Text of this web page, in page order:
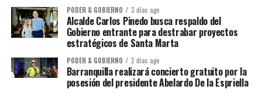
PODER & GOBIERNO 3 días ago
Alcalde Carlos Pinedo busca respaldo del
Gobierno entrante para destrabar proyectos
estratégicos de Santa Marta
PODER & GOBIERNO 2 días ago
Barranquilla realizará concierto gratuito por la
posesión del presidente Abelardo De la Espriella